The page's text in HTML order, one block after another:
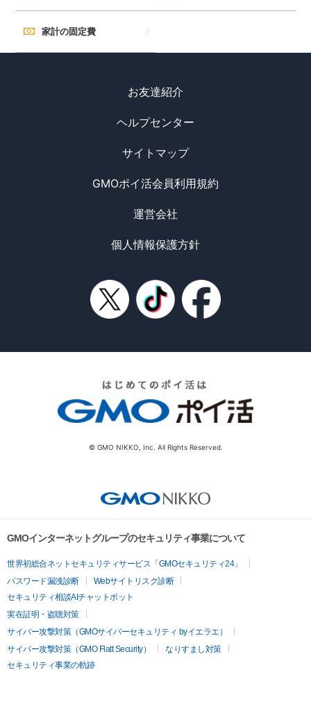
家計の固定費
お友達紹介
ヘルプセンター
サイトマップ
GMOポイ活会員利用規約
運営会社
個人情報保護方針
© GMO NIKKO, Inc. All Rights Reserved.
GMOインターネットグループのセキュリティ事業について
世界初総合ネットセキュリティサービス「GMOセキュリティ24」
パスワード漏洩診断
Webサイトリスク診断
セキュリティ相談AIチャットボット
実在証明・盗聴対策
サイバー攻撃対策（GMOサイバーセキュリティ byイエラエ）
サイバー攻撃対策（GMO Flatt Security）
なりすまし対策
セキュリティ事業の軌跡